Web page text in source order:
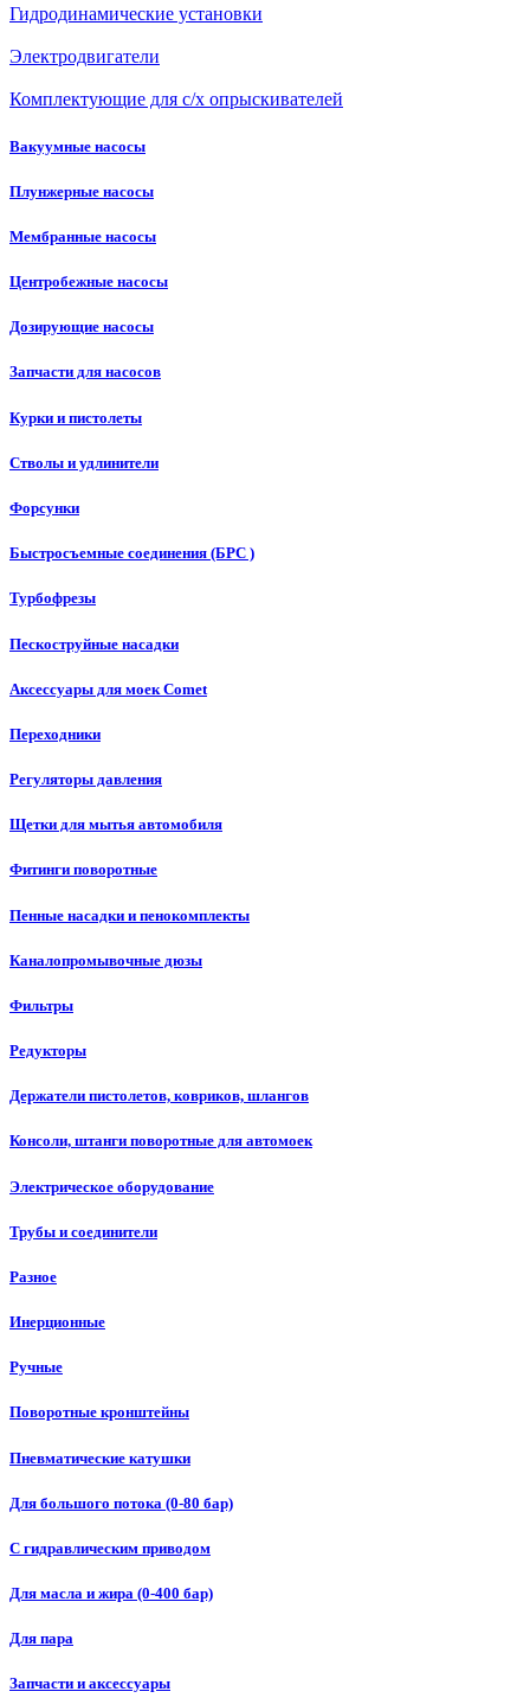
Гидродинамические установки
Электродвигатели
Комплектующие для с/х опрыскивателей
Вакуумные насосы
Плунжерные насосы
Мембранные насосы
Центробежные насосы
Дозирующие насосы
Запчасти для насосов
Курки и пистолеты
Стволы и удлинители
Форсунки
Быстросъемные соединения (БРС )
Турбофрезы
Пескоструйные насадки
Аксессуары для моек Comet
Переходники
Регуляторы давления
Щетки для мытья автомобиля
Фитинги поворотные
Пенные насадки и пенокомплекты
Каналопромывочные дюзы
Фильтры
Редукторы
Держатели пистолетов, ковриков, шлангов
Консоли, штанги поворотные для автомоек
Электрическое оборудование
Трубы и соединители
Разное
Инерционные
Ручные
Поворотные кронштейны
Пневматические катушки
Для большого потока (0-80 бар)
С гидравлическим приводом
Для масла и жира (0-400 бар)
Для пара
Запчасти и аксессуары